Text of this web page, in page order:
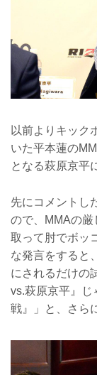
以前よりキック
いた平本蓮の
となる萩原京平
先にコメントし
ので、MMAの厳
取って肘でボッ
な発言をすると
にされるだけの
vs.萩原京平』じ
戦』」と、さら